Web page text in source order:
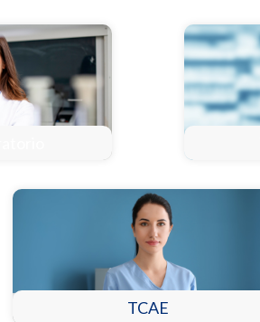
TCAE